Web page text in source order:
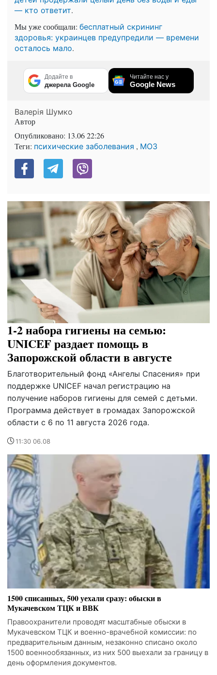
— кто ответит.
Мы уже сообщали: бесплатный скрининг
здоровья: украинцев предупредили — времени
осталось мало.
Додайте в
джерела Google
Читайте нас у
Google News
Валерія Шумко
Автор
Опубликовано: 13.06 22:26
Теги: психические заболевания , МОЗ
1-2 набора гигиены на семью:
UNICEF раздает помощь в
Запорожской области в августе
Благотворительный фонд «Ангелы Спасения» при
поддержке UNICEF начал регистрацию на
получение наборов гигиены для семей с детьми.
Программа действует в громадах Запорожской
области с 6 по 11 августа 2026 года.
11:30 06.08
1500 списанных, 500 уехали сразу: обыски в
Мукачевском ТЦК и ВВК
Правоохранители проводят масштабные обыски в
Мукачевском ТЦК и военно-врачебной комиссии: по
предварительным данным, незаконно списано около
1500 военнообязанных, из них 500 выехали за границу в
день оформления документов.